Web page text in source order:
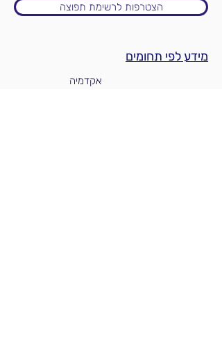
הצטרפות לרשימת תפוצה
מידע לפי תחומים
אקדמיה